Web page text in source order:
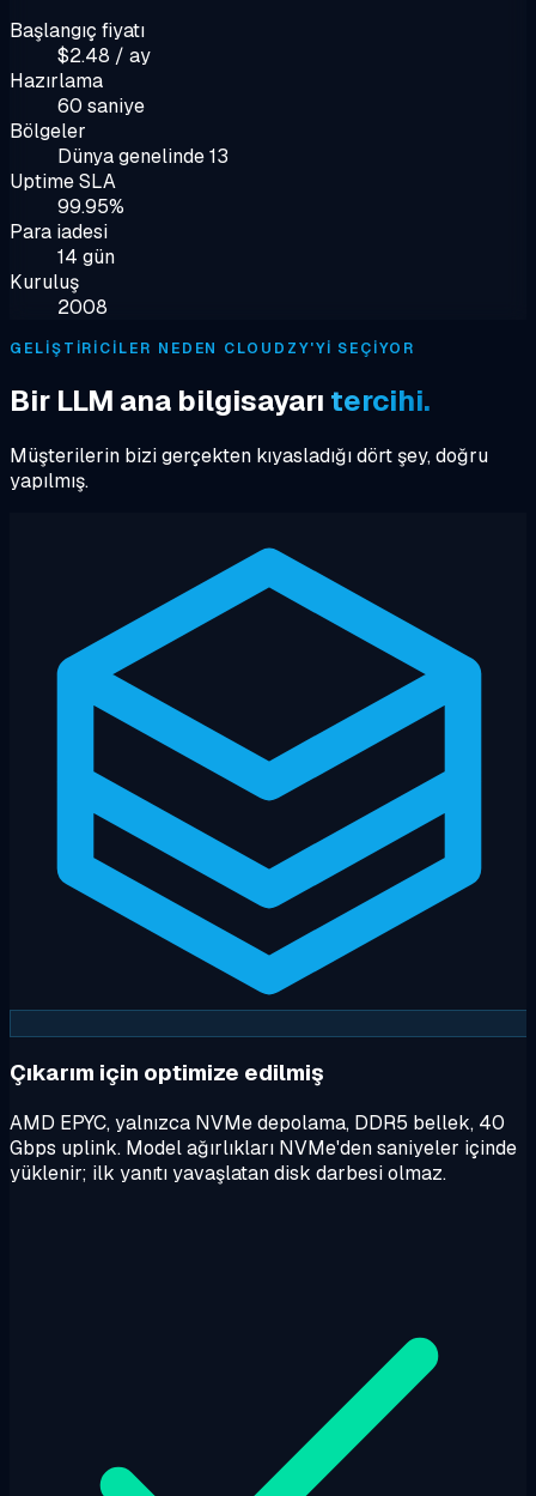
Başlangıç fiyatı
$2.48 / ay
Hazırlama
60 saniye
Bölgeler
Dünya genelinde 13
Uptime SLA
99.95%
Para iadesi
14 gün
Kuruluş
2008
GELIŞTIRICILER NEDEN CLOUDZY'YI SEÇIYOR
Bir LLM ana bilgisayarı tercihi.
Müşterilerin bizi gerçekten kıyasladığı dört şey, doğru
yapılmış.
Çıkarım için optimize edilmiş
AMD EPYC, yalnızca NVMe depolama, DDR5 bellek, 40
Gbps uplink. Model ağırlıkları NVMe'den saniyeler içinde
yüklenir; ilk yanıtı yavaşlatan disk darbesi olmaz.